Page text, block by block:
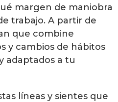
margen de maniobra
trabajo. A partir de
que combine
y cambios de hábitos
adaptados a tu
líneas y sientes que